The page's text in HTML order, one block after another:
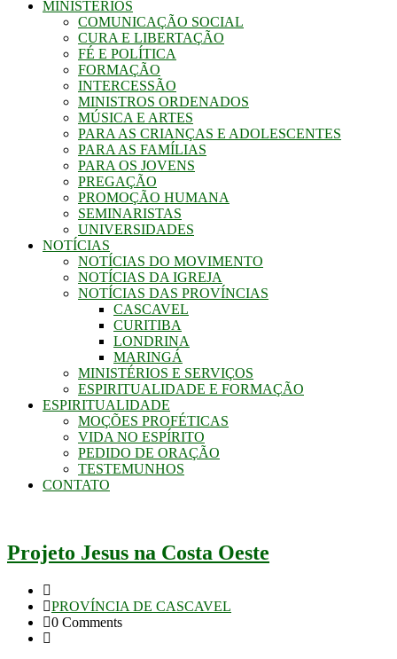
MINISTÉRIOS
COMUNICAÇÃO SOCIAL
CURA E LIBERTAÇÃO
FÉ E POLÍTICA
FORMAÇÃO
INTERCESSÃO
MINISTROS ORDENADOS
MÚSICA E ARTES
PARA AS CRIANÇAS E ADOLESCENTES
PARA AS FAMÍLIAS
PARA OS JOVENS
PREGAÇÃO
PROMOÇÃO HUMANA
SEMINARISTAS
UNIVERSIDADES
NOTÍCIAS
NOTÍCIAS DO MOVIMENTO
NOTÍCIAS DA IGREJA
NOTÍCIAS DAS PROVÍNCIAS
CASCAVEL
CURITIBA
LONDRINA
MARINGÁ
MINISTÉRIOS E SERVIÇOS
ESPIRITUALIDADE E FORMAÇÃO
ESPIRITUALIDADE
MOÇÕES PROFÉTICAS
VIDA NO ESPÍRITO
PEDIDO DE ORAÇÃO
TESTEMUNHOS
CONTATO
Projeto Jesus na Costa Oeste
PROVÍNCIA DE CASCAVEL
0 Comments